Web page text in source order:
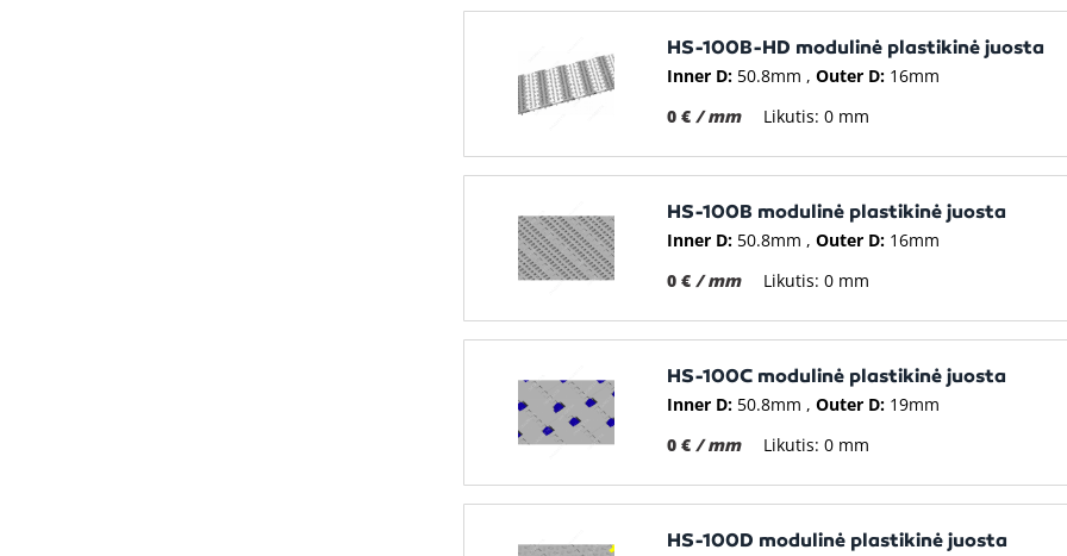
HS-100B-HD modulinė plastikinė juosta
Inner D: 50.8mm Outer D: 16mm
0 € / mm Likutis: 0 mm
HS-100B modulinė plastikinė juosta
Inner D: 50.8mm Outer D: 16mm
0 € / mm Likutis: 0 mm
HS-100C modulinė plastikinė juosta
Inner D: 50.8mm Outer D: 19mm
0 € / mm Likutis: 0 mm
HS-100D modulinė plastikinė juosta